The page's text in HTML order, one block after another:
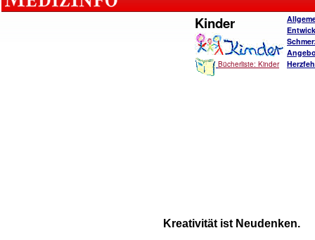
Kinder
Bücherliste: Kinder
Kreativität ist Neudenken.